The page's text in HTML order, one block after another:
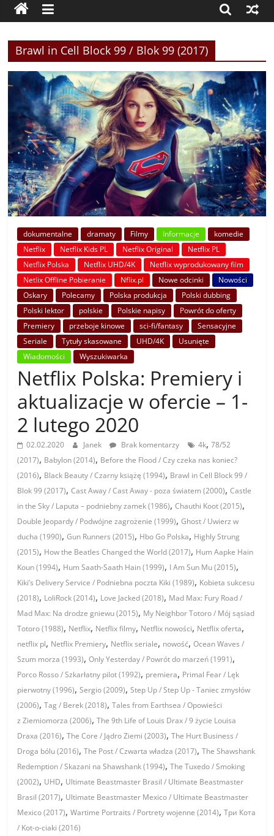
Brawl in Cell Block 99 / Blok 99 (2017)
dokumentalne dramaty Filmy Informacje
komedie
Netflix
Netflix Kids PL Netflix Original
Netflix PL
Netflix Polska
Netflix UHD/4K
Netflix wyprodukowany film
Netlix Offline Pobieranie
Nflix.pl Nowe odcinki
Nowości
Oskary
Polecamy Polska produkcja
Polski dubbing
Polski lektor
polskie Polskie napisy
Powrót do oferty
Premiery
przeboje kinowe sci-fi/fantasy
Sensacyjne
Seriale
Tytuły skasowane UHD/4K
Usunięte
Wiadomości
Wyszukiwarka
Netflix Polska: Premiery i
aktualizacje w ofercie – 1-
2 lutego 2020
02.02.2020 Janek Brak komentarzy 4k,78/52
(2017), Babylon (2014), Before the Flood / Czy czeka nas koniec?
(2016), Black Beauty / Czarny książę (1994), Brawl in Cell Block 99 /
Blok 99 (2017),Cast Away / Cast Away - poza światem (2000),Castle
in the Sky / Laputa – podniebny zamek (1986),Chauthi Koot (2015),
Double Jeopardy / Podwójne zagrożenie (1999),Ghost / Uwierz w
ducha (1990),Gun Runners (2015), Hbo Go Polska, Highly Strung
(2015), How the Beatles Changed the World (2017), Hum Aapke Hain
Koun (1994), Hum Saath-Saath Hain (1999), I Am Sun Mu (2015),
Kiki’s Delivery Service / Podniebna poczta Kiki (1989), Kobieta sukcesu
(2018), LoliRock (2014), Love Jacked (2018), Mad Max: Fury Road /
Mad Max: Na drodze gniewu (2015), My Neighbor Totoro / Mój sąsiad
Totoro (1988), Netflix, Netflix filmy, Netflix nowości, Netflix oferta,
netflix pl, Netflix Premiery, Netflix seriale, nowość,Ocean Waves /
Szum morza (1993),Only Yesterday / Powrót do marzeń (1991),
Porco Rosso / Szkarłatny pilot (1992), premiera, Primal Fear / Lęk
pierwotny (1996),Sergio (2009),Step Up / Step Up - Taniec zmysłów
(2006),Tag / Berek (2018),Tales from Earthsea / Opowieści
z Ziemiomorza (2006),The 9th Life of Louis Drax / 9 życie Louisa
Draxa (2016),The Core / Jądro Ziemi (2003),The Hurt Business /
Droga bólu (2016),The Post / Czwarta władza (2017),The Shawshank
Redemption / Skazani na Shawshank (1994),The Tuxedo / Smoking
(2002), UHD, Ultimate Beastmaster Brasil / Ultimate Beastmaster
Brasil (2017), Ultimate Beastmaster Mexico / Ultimate Beastmaster
Mexico (2017),Wartime Portraits / Portrety wojenne (2014),Три Кота
/ Kot-o-ciaki (2016)